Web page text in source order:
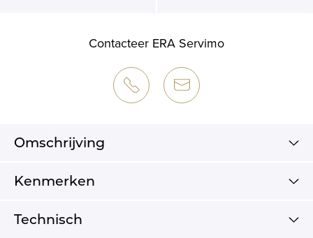
Contacteer ERA Servimo
Omschrijving
Kenmerken
Technisch